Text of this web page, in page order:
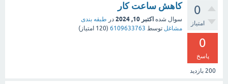
0
امتیاز
0
پاسخ
200 بازدید
کاهش ساعت کار
سوال شده اکتبر 10, 2024 در طبقه بندی
مشاغل توسط 6109633763
(
120 امتیاز)